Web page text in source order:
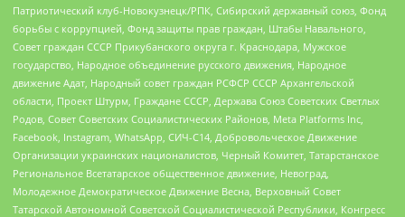
Патриотический клуб-Новокузнецк/РПК, Сибирский державный союз, Фонд
борьбы с коррупцией, Фонд защиты прав граждан, Штабы Навального,
Совет граждан СССР Прикубанского округа г. Краснодара, Мужское
государство, Народное объединение русского движения, Народное
движение Адат, Народный совет граждан РСФСР СССР Архангельской
области, Проект Штурм, Граждане СССР, Держава Союз Советских Светлых
Родов, Совет Советских Социалистических Районов, Meta Platforms Inc,
Facebook, Instagram, WhatsApp, СИЧ-С14, Добровольческое Движение
Организации украинских националистов, Черный Комитет, Татарстанское
Региональное Всетатарское общественное движение, Невоград,
Молодежное Демократическое Движение Весна, Верховный Совет
Татарской Автономной Советской Социалистической Республики, Конгресс